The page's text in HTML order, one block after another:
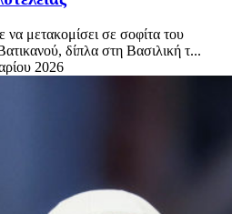
μετακομίσει σε σοφίτα του
δίπλα στη Βασιλική τ...
2026